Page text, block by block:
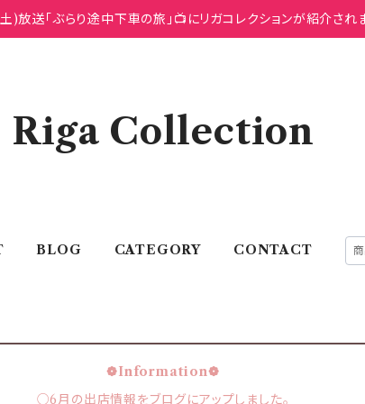
)放送「ぶらり途中下車の旅」📺にリガコレクションが紹介され
Riga Collection
BLOG CATEGORY CONTACT
❁Information❁
○6月の出店情報をブログにアップしました。